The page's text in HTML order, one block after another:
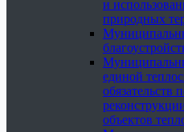
и
природных
единой
обязательств
объектов